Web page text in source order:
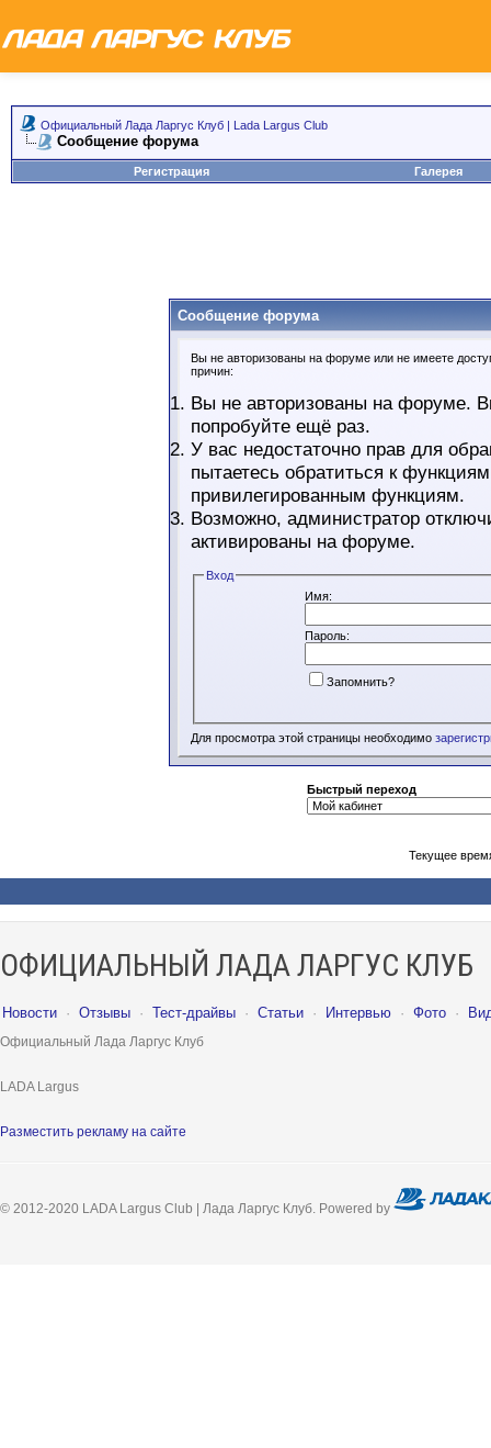
Официальный Лада Ларгус Клуб | Lada Largus Club
Сообщение форума
Регистрация Галерея
Сообщение форума
Вы не авторизованы на форуме или не имеете
причин:
Вы не авторизованы на форуме.
попробуйте ещё раз.
У вас недостаточно прав для
пытаетесь обратиться к
привилегированным функциям.
Возможно, администратор
активированы на форуме.
Вход
Имя:
Пароль:
Запомнить?
Для просмотра этой страницы необходимо
Быстрый переход
Текущее
ОФИЦИАЛЬНЫЙ ЛАДА ЛАРГУС КЛУБ
Новости · Отзывы · Тест-драйвы · Статьи · Интервью · Фото ·
Официальный Лада Ларгус Клуб
LADA Largus
Разместить рекламу на сайте
© 2012-2020 LADA Largus Club | Лада Ларгус Клуб. Powered by